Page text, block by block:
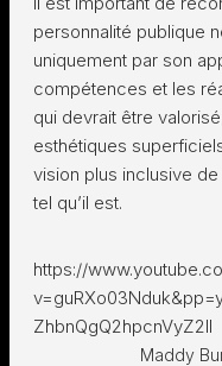
personnalité publique
uniquement par son
compétences et les
qui devrait être
esthétiques
vision plus inclusive
tel qu’il est.
https://
ZhbnQgQ2hpcnVyZ2ll
Maddy